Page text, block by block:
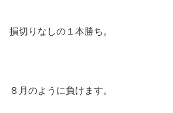
損切りなしの１本勝ち。
８月のように負けます。